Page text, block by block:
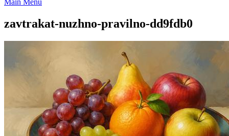
Main Menu
zavtrakat-nuzhno-pravilno-dd9fdb0